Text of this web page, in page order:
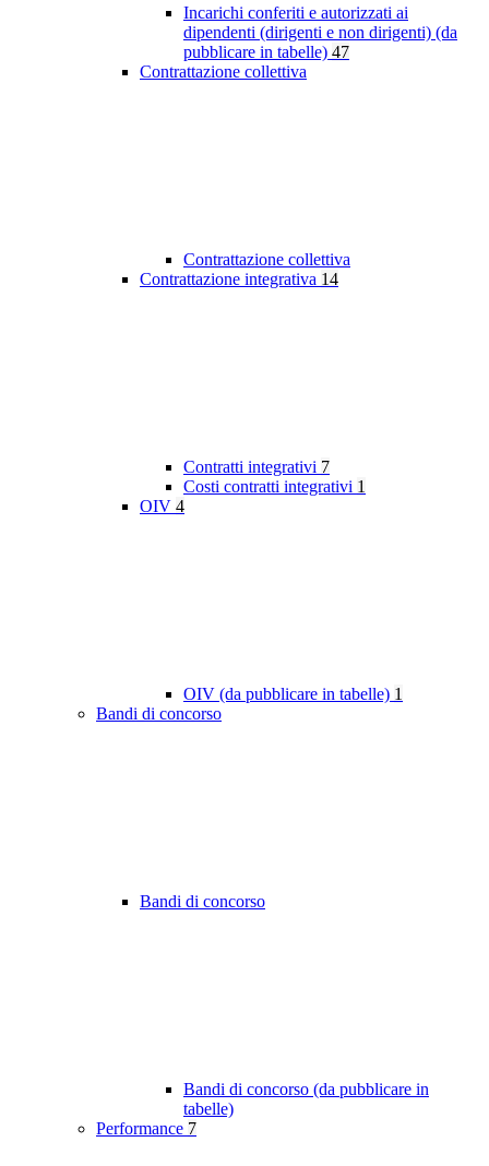
Incarichi conferiti e autorizzati ai
dipendenti (dirigenti e non dirigenti) (da
pubblicare in tabelle) 47
Contrattazione collettiva
Contrattazione collettiva
Contrattazione integrativa 14
Contratti integrativi 7
Costi contratti integrativi 1
OIV 4
OIV (da pubblicare in tabelle) 1
Bandi di concorso
Bandi di concorso
Bandi di concorso (da pubblicare in
tabelle)
Performance 7